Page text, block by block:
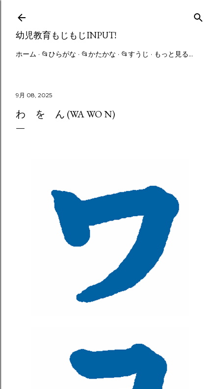
スキップしてメイン コンテンツに移動
幼児教育もじもじINPUT!
ホーム 📂ひらがな 📂かたかな 📂すうじ もっと見る…
9月 08, 2025
わ を ん (WA WO N)